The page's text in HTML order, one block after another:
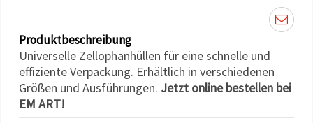
Alle
akzeptieren
Einstellungen
Produktbeschreibung
Universelle Zellophanhüllen für eine schnelle und
effiziente Verpackung. Erhältlich in verschiedenen
Größen und Ausführungen. Jetzt online bestellen bei
EM ART!